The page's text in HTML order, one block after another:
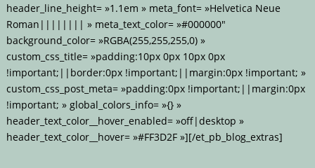
header_line_height= »1.1em » meta_font= »Helvetica Neue
Roman|||||||| » meta_text_color= »#000000″
background_color= »RGBA(255,255,255,0) »
custom_css_title= »padding:10px 0px 10px 0px
!important;||border:0px !important;||margin:0px !important; »
custom_css_post_meta= »padding:0px !important;||margin:0px
!important; » global_colors_info= »{} »
header_text_color__hover_enabled= »off|desktop »
header_text_color__hover= »#FF3D2F »][/et_pb_blog_extras]